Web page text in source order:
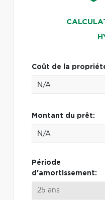
Coût de la
Montant du prêt:
Période
d'amortissement: